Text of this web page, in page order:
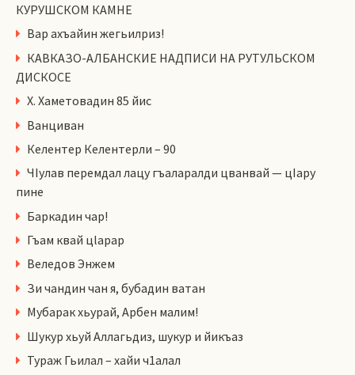
КУРУШСКОМ КАМНЕ
Вар ахъайин жегьилриз!
КАВКАЗО-АЛБАНСКИЕ НАДПИСИ НА РУТУЛЬСКОМ
ДИСКОСЕ
Х. Хаметовадин 85 йис
Ванциван
Келентер Келентерли – 90
ЧIулав перемдал лацу гъаларалди цванвай — цIару
пине
Баркадин чар!
Гъам квай цlарар
Веледов Энжем
Зи чандин чан я, бубадин ватан
Мубарак хьурай, Арбен малим!
Шукур хьуй Аллагьдиз, шукур и йикъаз
Тураж Гьилал – хайи ч1алал